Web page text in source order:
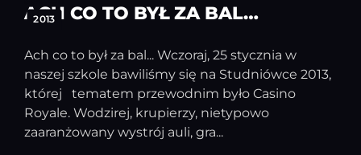
2013
ACH CO TO BYŁ ZA BAL…
Ach co to był za bal... Wczoraj, 25 stycznia w
naszej szkole bawiliśmy się na Studniówce 2013,
której tematem przewodnim było Casino
Royale. Wodzirej, krupierzy, nietypowo
zaaranżowany wystrój auli, gra...